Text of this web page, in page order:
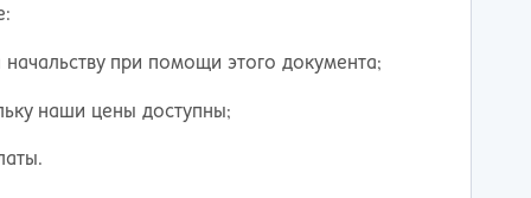
при помощи этого документа;
наши цены доступны;